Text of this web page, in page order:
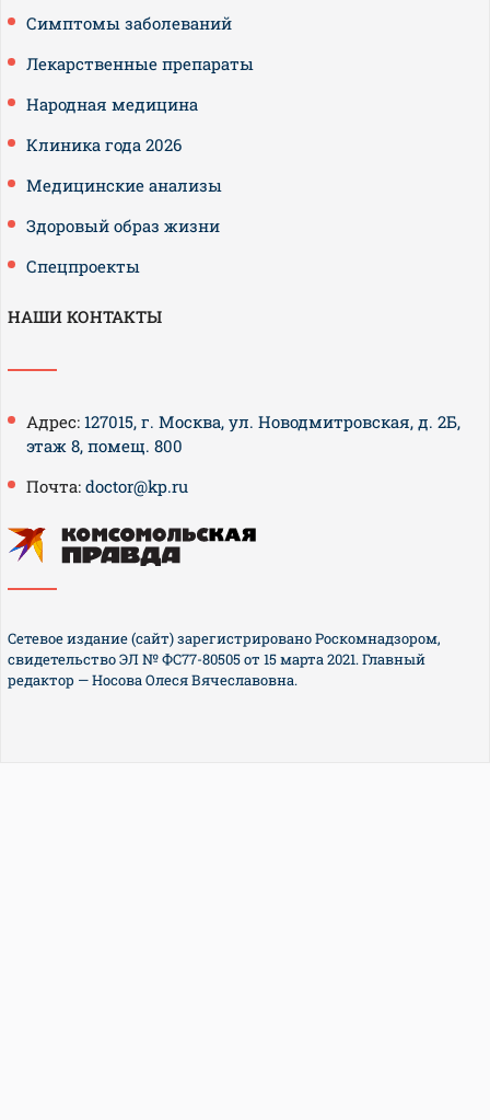
Симптомы заболеваний
Лекарственные препараты
Народная медицина
Клиника года 2026
Медицинские анализы
Здоровый образ жизни
Спецпроекты
НАШИ КОНТАКТЫ
Адрес: 127015, г. Москва, ул. Новодмитровская, д. 2Б,
этаж 8, помещ. 800
Почта: doctor@kp.ru
Сетевое издание (сайт) зарегистрировано Роскомнадзором,
свидетельство ЭЛ № ФС77-80505 от 15 марта 2021. Главный
редактор — Носова Олеся Вячеславовна.